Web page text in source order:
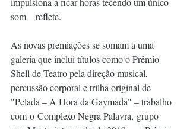
som – reflete.
As novas premiações se somam a uma
galeria que inclui títulos como o Prêmio
Shell de Teatro pela direção musical,
percussão corporal e trilha original de
"Pelada – A Hora da Gaymada" – trabalho
com o Complexo Negra Palavra, grupo